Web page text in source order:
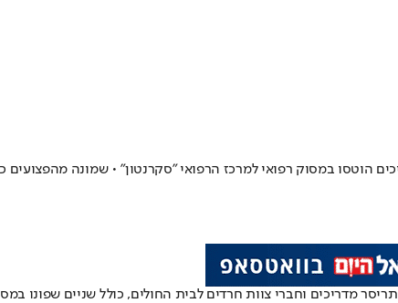
הוטסו במסוק רפואי למרכז הרפואי "סקרנטון" • שמונה מהפצועים